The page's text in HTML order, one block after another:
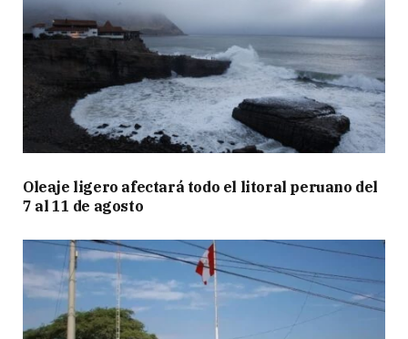
Oleaje ligero afectará todo el litoral peruano del
7 al 11 de agosto